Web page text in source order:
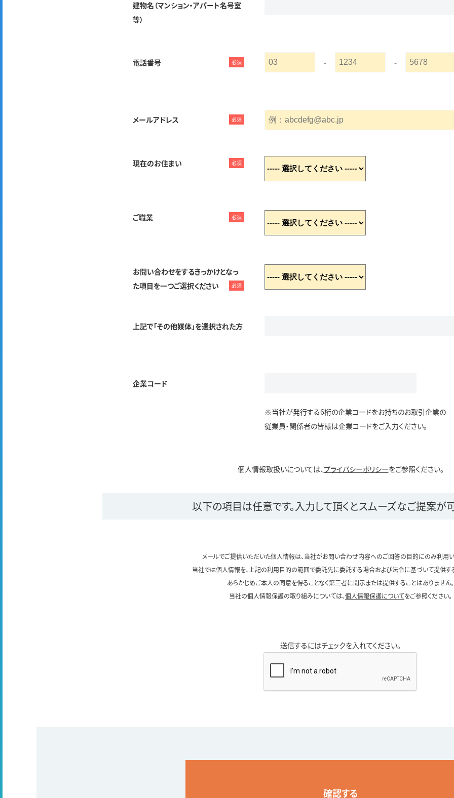
建物名（マンション・アパート名号室
等）
電話番号 必須 - -
メールアドレス 必須
現在のお住まい 必須
ご職業 必須
お問い合わせをするきっかけとなっ
た項目を一つご選択ください
必須
上記で「その他媒体」を選択された方
企業コード
※当社が発行する6桁の企業コードをお持ちのお取引企業の
従業員・関係者の皆様は企業コードをご入力ください。
個人情報取扱いについては、プライバシーポリシーをご参照ください。
以下の項目は任意です。入力して頂くとスムーズなご提案が
メールでご提供いただいた個人情報は、当社がお問い合わせ内容へのご回答の目的にのみ利用い
当社では個人情報を、上記の利用目的の範囲で委託先に委託する場合および法令に基づいて提供す
あらかじめご本人の同意を得ることなく第三者に開示または提供することはありません。
当社の個人情報保護の取り組みについては、個人情報保護についてをご参照ください。
送信するにはチェックを入れてください。
確認する